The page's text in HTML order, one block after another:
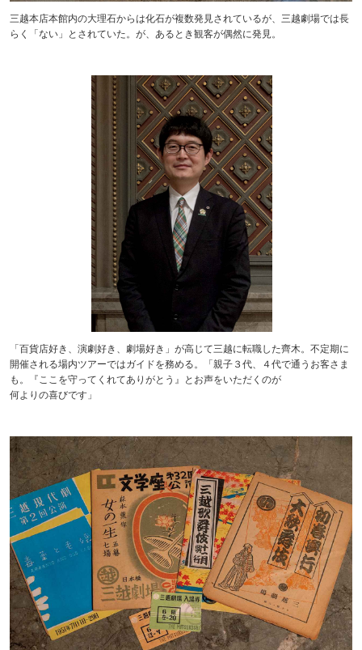
三越本店本館内の大理石からは化石が複数発見されているが、三越劇場では長
らく「ない」とされていた。が、あるとき観客が偶然に発見。
「百貨店好き、演劇好き、劇場好き」が高じて三越に転職した齊木。不定期に
開催される場内ツアーではガイドを務める。「親子３代、４代で通うお客さま
も。『ここを守ってくれてありがとう』とお声をいただくのが
何よりの喜びです」